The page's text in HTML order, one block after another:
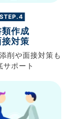
STEP.4
類作成
接対策
添削や面接対策も
サポート